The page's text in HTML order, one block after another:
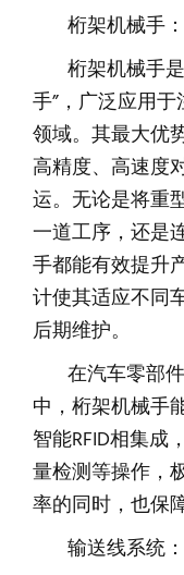
桁架机械手
桁架机械手
手”，广泛应用
领域。其最大优
高精度、高速度
运。无论是将重
一道工序，还是
手都能有效提升
计使其适应不同
后期维护。
在汽车零部
中，桁架机械手
智能RFID相集成
量检测等操作，
率的同时，也保
输送线系统